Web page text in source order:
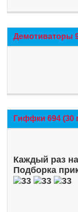
Демотиваторы
Гиффки 694 (30
Каждый раз
Подборка